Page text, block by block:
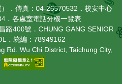
．傳真：04-26570532．校安中心
． 各處室電話分機一覽表
路400號．CHUNG GANG SENIOR
．統編：78949162
Rd. Wu Chi District, Taichung City,